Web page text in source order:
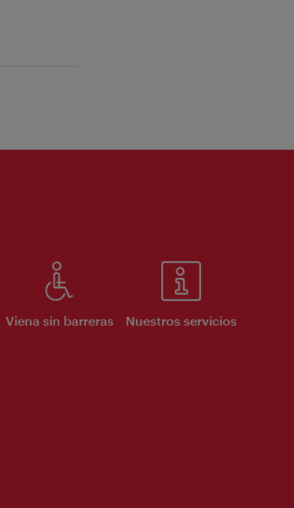
Viena sin barreras Nuestros servicios